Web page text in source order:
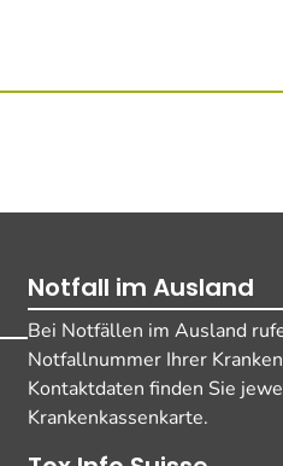
Notfall im Ausland
Bei Notfällen im Ausland
Notfallnummer Ihrer
Kontaktdaten finden Sie
Krankenkassenkarte.